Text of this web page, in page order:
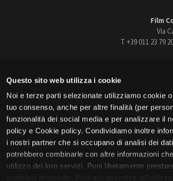
Questo sito web utilizza i cookie
Noi e terze parti selezionate utilizziamo cookie
tuo consenso, anche per altre finalità (per
funzionalità dei social media e per analizzare il
policy e Cookie policy. Condividiamo inoltre
i nostri partner che si occupano di analisi dei
potrebbero combinarle con altre informazioni
utilizzo dei loro servizi. Puoi liberamente
qualsiasi momento. Puoi acconsentire
Film
Via
T +39 011 23 79
FacebookInstagramYoutube
Città di Torino